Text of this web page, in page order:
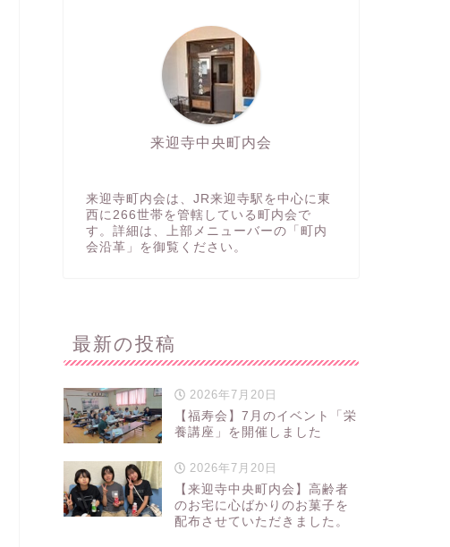
来迎寺中央町内会
来迎寺町内会は、JR来迎寺駅を中心に東
西に266世帯を管轄している町内会で
す。詳細は、上部メニューバーの「町内
会沿革」を御覧ください。
最新の投稿
2026年7月20日
【福寿会】7月のイベント「栄
養講座」を開催しました
2026年7月20日
【来迎寺中央町内会】高齢者
のお宅に心ばかりのお菓子を
配布させていただきました。